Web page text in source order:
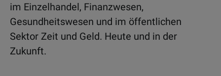
im Einzelhandel, Finanzwesen,
Gesundheitswesen und im öffentlichen
Sektor Zeit und Geld. Heute und in der
Zukunft.